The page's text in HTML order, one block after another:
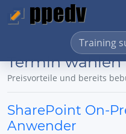
Termin wählen
Preisvorteile und bereits
SharePoint On-
Anwender